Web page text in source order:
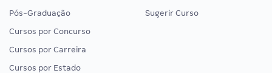
Pós-Graduação
Cursos por Concurso
Cursos por Carreira
Cursos por Estado
Sugerir Curso